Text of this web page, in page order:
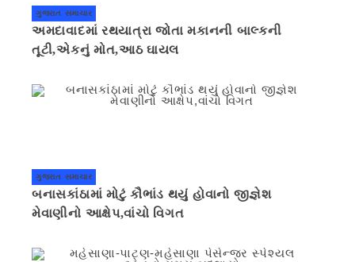
ગુજરાત સમાચાર
અમદાવાદમાં રથયાત્રા જોતા મકાનની બાલ્કની
તૂટી,એકનું મોત,આઠ ઘાયલ
ગુજરાત સમાચાર
બનાસકાંઠામાં મોટું કૌભાંડ થયું હોવાનો જીજ્ઞેશ
મેવાણીનો આક્ષેપ,વાંચો વિગત